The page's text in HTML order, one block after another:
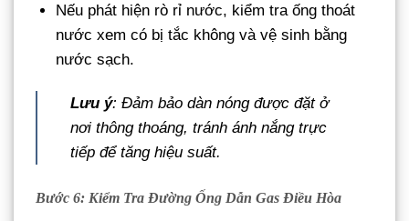
Nếu phát hiện rò rỉ nước, kiểm tra ống thoát
nước xem có bị tắc không và vệ sinh bằng
nước sạch.
Lưu ý: Đảm bảo dàn nóng được đặt ở
nơi thông thoáng, tránh ánh nắng trực
tiếp để tăng hiệu suất.
Bước 6: Kiểm Tra Đường Ống Dẫn Gas Điều Hòa